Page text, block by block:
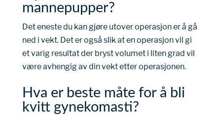
mannepupper?
Det eneste du kan gjøre utover operasjon er å gå
ned i vekt. Det er også slik at en operasjon vil gi
et varig resultat der bryst volumet i liten grad vil
være avhengig av din vekt etter operasjonen.
Hva er beste måte for å bli
kvitt gynekomasti?